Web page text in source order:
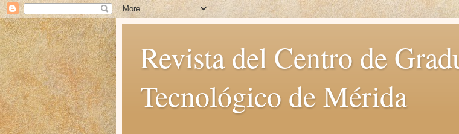
Revista del Centro de
Tecnológico de Mérida